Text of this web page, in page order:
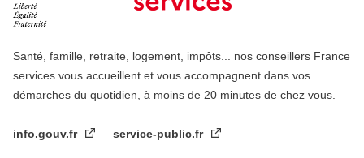
Santé, famille, retraite, logement, impôts... nos conseillers France
services vous accueillent et vous accompagnent dans vos
démarches du quotidien, à moins de 20 minutes de chez vous.
info.gouv.fr service-public.fr